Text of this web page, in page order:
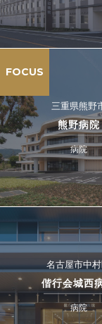
FOCUS
三重県熊野
熊野病院
病院
名古屋市中
偕行会城西
病院